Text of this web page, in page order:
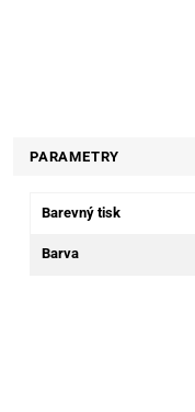
PARAMETRY
Barevný tisk
Barva